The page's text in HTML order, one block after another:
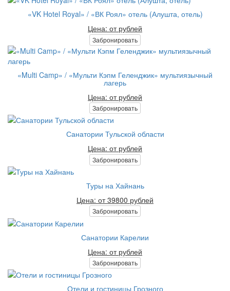
«VK Hotel Royal» / «ВК Роял» отель (Алушта, отель)
Цена: от рублей
Забронировать
«Multi Camp» / «Мульти Кэпм Геленджик» мультиязычный
лагерь
Цена: от рублей
Забронировать
Санатории Тульской области
Цена: от рублей
Забронировать
Туры на Хайнань
Цена: от 39800 рублей
Забронировать
Санатории Карелии
Цена: от рублей
Забронировать
Отели и гостиницы Грозного